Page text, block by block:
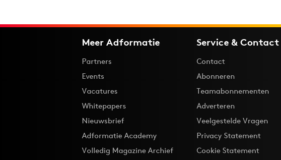
Meer Adformatie
Partners
Events
Vacatures
Whitepapers
Nieuwsbrief
Adformatie Academy
Volledig Magazine Archief
Service & Contact
Contact
Abonneren
Teamabonnementen
Adverteren
Veelgestelde Vragen
Privacy Statement
Cookie Statement